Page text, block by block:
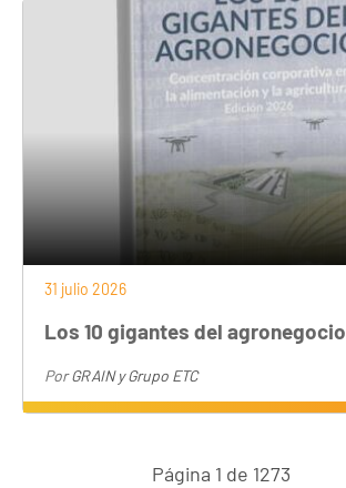
31 julio 2026
Los 10 gigantes del agronegocio
PorGRAIN y Grupo ETC
Página 1 de 1273